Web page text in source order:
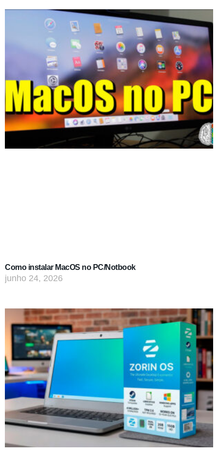
Como instalar MacOS no PC/Notbook
junho 24, 2026